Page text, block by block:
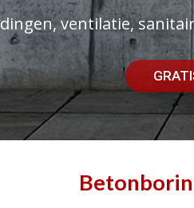
ventilatie,